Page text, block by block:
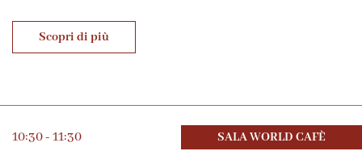
Scopri di più
SALA WORLD CAFÈ
10:30 - 11:30